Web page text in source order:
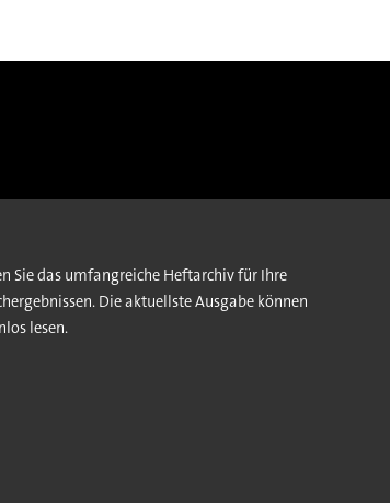
Sie das umfangreiche Heftarchiv für Ihre
Die aktuellste Ausgabe können
lesen.